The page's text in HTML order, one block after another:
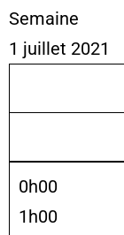
Semaine
1 juillet 2021
0h00
1h00